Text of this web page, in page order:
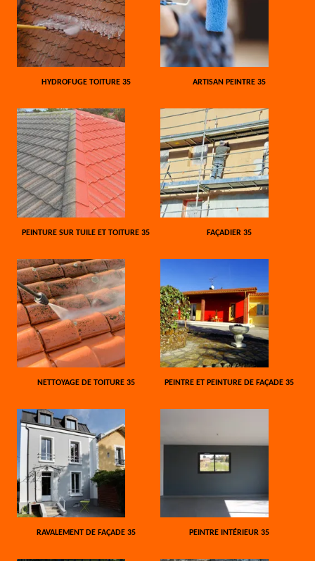
HYDROFUGE TOITURE 35 ARTISAN PEINTRE 35
PEINTURE SUR TUILE ET TOITURE 35 FAÇADIER 35
NETTOYAGE DE TOITURE 35 PEINTRE ET PEINTURE DE FAÇADE 35
RAVALEMENT DE FAÇADE 35 PEINTRE INTÉRIEUR 35